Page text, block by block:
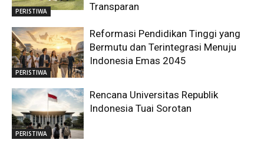
PERISTIWA
Transparan
PERISTIWA
Reformasi Pendidikan Tinggi yang
Bermutu dan Terintegrasi Menuju
Indonesia Emas 2045
PERISTIWA
Rencana Universitas Republik
Indonesia Tuai Sorotan